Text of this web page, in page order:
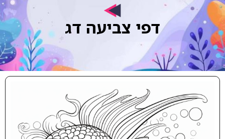
דפי צביעה דג